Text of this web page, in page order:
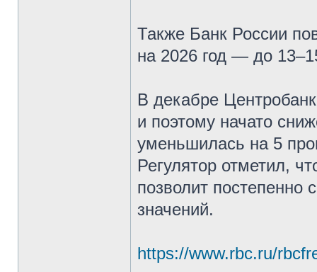
Также Банк России
на 2026 год — до
В декабре
и поэтому начато
уменьшилась на 5
Регулятор отметил,
позволит постепенно
значений.
https://www.rbc.ru/